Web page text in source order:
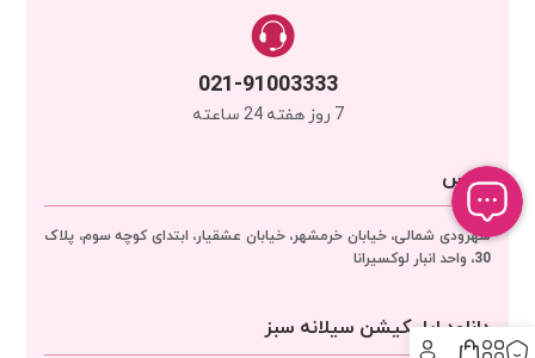
021-91003333
7 روز هفته 24 ساعته
آدرس
سهرودی شمالی، خیابان خرمشهر، خیابان عشقیار، ابتدای کوچه سوم، پلاک
30، واحد انبار
لوکسیرانا
دانلود اپلیکیشن سیلانه سبز